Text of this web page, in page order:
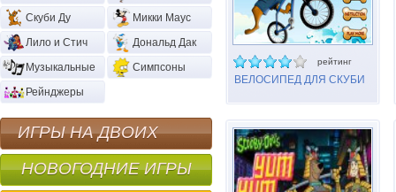
рейтинг
ВЕЛОСИПЕД ДЛЯ СКУБИ
Скуби Ду
Микки Маус
Лило и Стич
Дональд Дак
Музыкальные
Симпсоны
Рейнджеры
ИГРЫ НА ДВОИХ
НОВОГОДНИЕ ИГРЫ